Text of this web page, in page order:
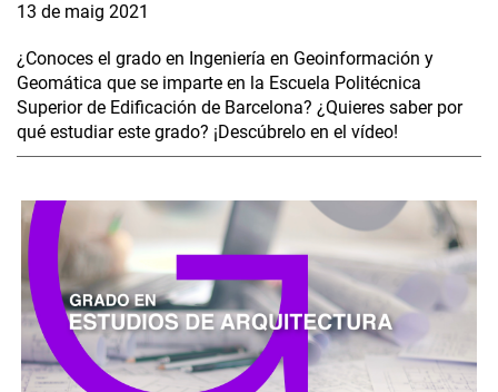
13 de maig 2021
¿Conoces el grado en Ingeniería en Geoinformación y
Geomática que se imparte en la Escuela Politécnica
Superior de Edificación de Barcelona? ¿Quieres saber por
qué estudiar este grado? ¡Descúbrelo en el vídeo!